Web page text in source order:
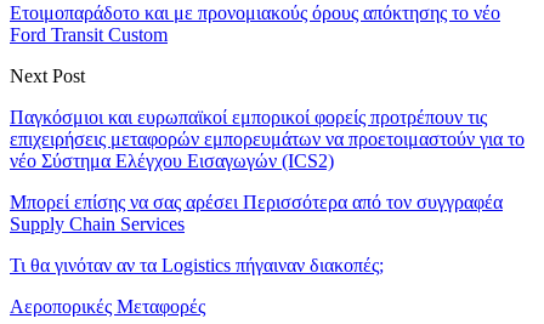
Ετοιμοπαράδοτο και με προνομιακούς όρους απόκτησης το νέο
Ford Transit Custom
Next Post
Παγκόσμιοι και ευρωπαϊκοί εμπορικοί φορείς προτρέπουν τις
επιχειρήσεις μεταφορών εμπορευμάτων να προετοιμαστούν για το
νέο Σύστημα Ελέγχου Εισαγωγών (ICS2)
Μπορεί επίσης να σας αρέσει Περισσότερα από τον συγγραφέα
Supply Chain Services
Τι θα γινόταν αν τα Logistics πήγαιναν διακοπές;
Αεροπορικές Μεταφορές